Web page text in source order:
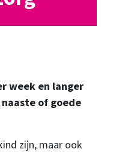
week en langer
of goede
zijn, maar ook